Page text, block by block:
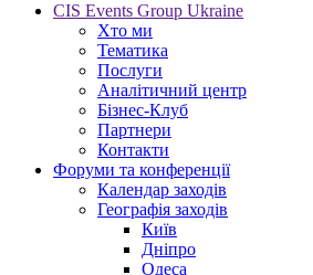
CIS Events Group Ukraine
Хто ми
Тематика
Послуги
Аналітичний центр
Бізнес-Клуб
Партнери
Контакти
Форуми та конференції
Календар заходів
Географія заходів
Київ
Дніпро
Одеса